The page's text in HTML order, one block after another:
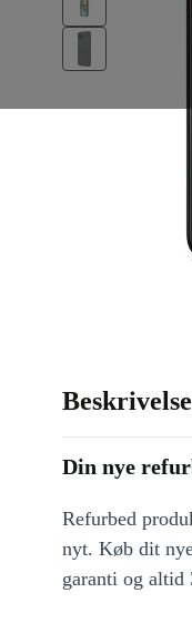
Beskrivelse
Din nye
Refurbed
nyt. Køb dit
garanti og altid